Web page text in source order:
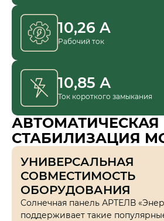
10,26 A
Рабочий ток
10,85 А
Ток короткого замыкания
АВТОМАТИЧЕСКАЯ
СТАБИЛИЗАЦИЯ
УНИВЕРСАЛЬНАЯ
СОВМЕСТИМОСТЬ
ОБОРУДОВАНИЯ
Солнечная панель АРТЕЛВ
поддерживает такие